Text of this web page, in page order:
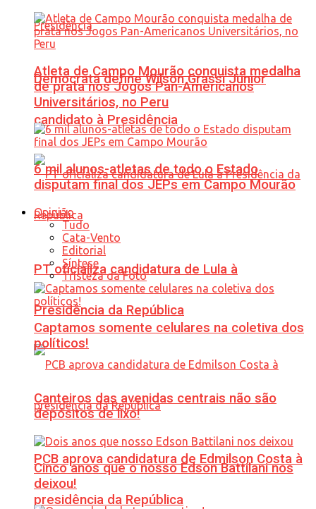
Democrata define Wilson Grassi Júnior
candidato à Presidência
PT oficializa candidatura de Lula à
Presidência da República
PCB aprova candidatura de Edmilson Costa à
presidência da República
Atleta de Campo Mourão conquista medalha
de prata nos Jogos Pan-Americanos
Universitários, no Peru
6 mil alunos-atletas de todo o Estado
disputam final dos JEPs em Campo Mourão
Opinião
Tudo
Cata-Vento
Editorial
Síntese
Tristeza da Foto
Captamos somente celulares na coletiva dos
políticos!
Canteiros das avenidas centrais não são
depósitos de lixo!
Cinco anos que o nosso Edson Battilani nos
deixou!